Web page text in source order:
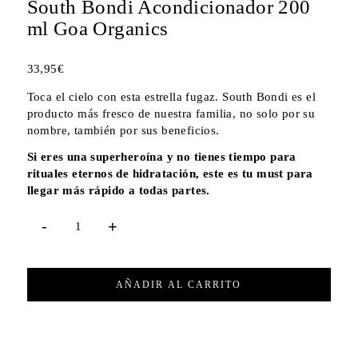
South Bondi Acondicionador 200
ml Goa Organics
33,95€
Toca el cielo con esta estrella fugaz. South Bondi es el
producto más fresco de nuestra familia, no solo por su
nombre, también por sus beneficios.
Si eres una superheroína y no tienes tiempo para
rituales eternos de hidratación, este es tu must para
llegar más rápido a todas partes.
AÑADIR AL CARRITO